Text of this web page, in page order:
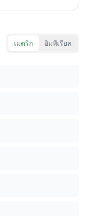
เมตริก อิมพีเรียล